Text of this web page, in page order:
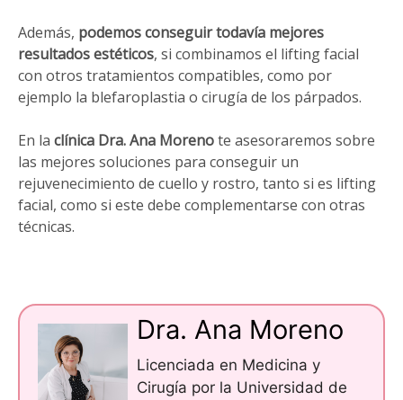
Además, podemos conseguir todavía mejores
resultados estéticos, si combinamos el lifting facial
con otros tratamientos compatibles, como por
ejemplo la blefaroplastia o cirugía de los párpados.
En la clínica Dra. Ana Morenote asesoraremos sobre
las mejores soluciones para conseguir un
rejuvenecimiento de cuello y rostro, tanto si es lifting
facial, como si este debe complementarse con otras
técnicas.
Dra. Ana Moreno
Licenciada en Medicina y
Cirugía por la Universidad de